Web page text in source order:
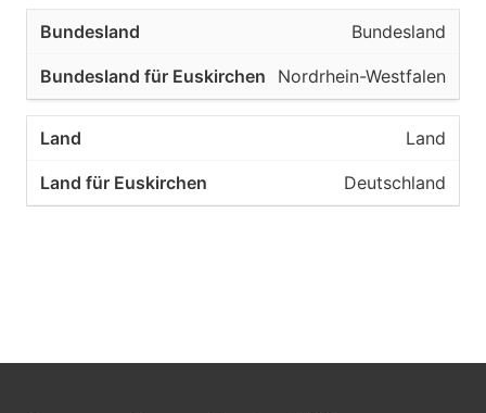
Bundesland
Nordrhein-Westfalen
Land
Deutschland